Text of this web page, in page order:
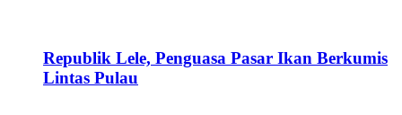
Republik Lele, Penguasa Pasar Ikan Berkumis
Lintas Pulau